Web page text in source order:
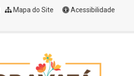
Mapa do Site
Acessibilidade